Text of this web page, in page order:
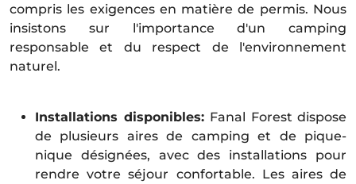
compris les exigences en matière de permis. Nous
insistons sur l'importance d'un camping
responsable et du respect de l'environnement
naturel.
Installations disponibles: Fanal Forest dispose
de plusieurs aires de camping et de pique-
nique désignées, avec des installations pour
rendre votre séjour confortable. Les aires de